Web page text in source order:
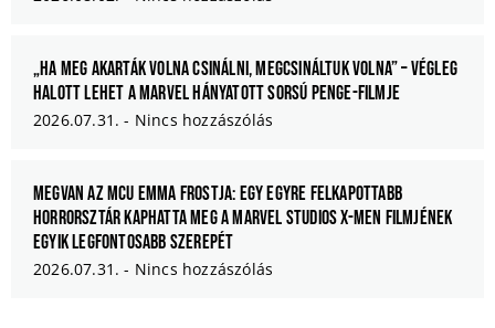
„Ha meg akarták volna csinálni, megcsináltuk volna” – Végleg
halott lehet a Marvel hányatott sorsú Penge-filmje
2026.07.31. Nincs hozzászólás
Megvan az MCU Emma Frostja: egy egyre felkapottabb
horrorsztár kaphatta meg a Marvel Studios X-Men filmjének
egyik legfontosabb szerepét
2026.07.31. Nincs hozzászólás